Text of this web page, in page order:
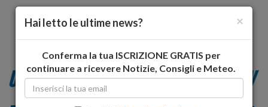
×
Hai letto le ultime news?
Conferma la tua ISCRIZIONE GRATIS per
continuare a ricevere Notizie, Consigli e Meteo.